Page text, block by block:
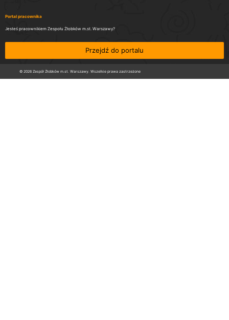
Portal pracownika
Jesteś pracownikiem Zespołu Żłobków m.st. Warszawy?
Przejdź do portalu
© 2026 Zespół Żłobków m.st. Warszawy. Wszelkie prawa zastrzeżone